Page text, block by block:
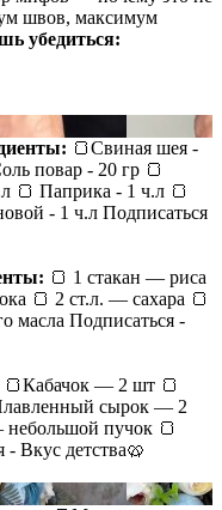
швов, максимум
убедиться:
🍞Свиная шея -
повар - 20 гр 🍞
🍞 Паприка - 1 ч.л 🍞
- 1 ч.л Подписаться
🍞 1 стакан — риса
🍞 2 ст.л. — сахара 🍞
масла Подписаться -
🍞Кабачок — 2 шт 🍞
сырок — 2
пучок 🍞
Вкус детства🥨